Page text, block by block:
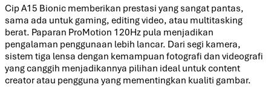
Cip A15 Bionic memberikan prestasi yang sangat pantas,
sama ada untuk gaming, editing video, atau multitasking
berat. Paparan ProMotion 120Hz pula menjadikan
pengalaman penggunaan lebih lancar. Dari segi kamera,
sistem tiga lensa dengan kemampuan fotografi dan videografi
yang canggih menjadikannya pilihan ideal untuk content
creator atau pengguna yang mementingkan kualiti gambar.